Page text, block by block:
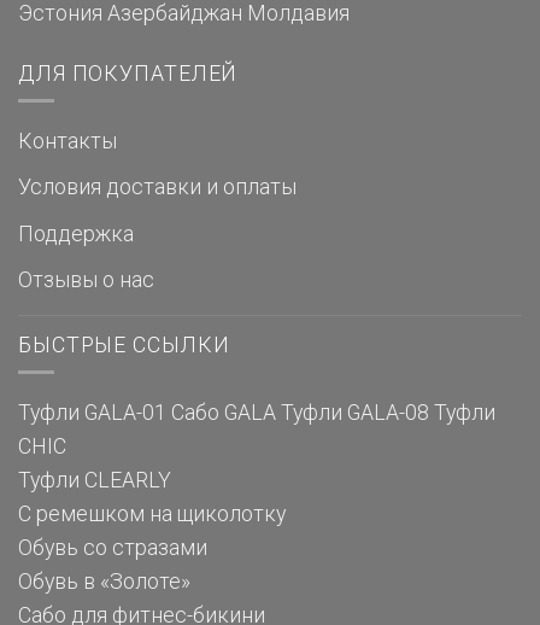
Эстония Азербайджан Молдавия
ДЛЯ ПОКУПАТЕЛЕЙ
Контакты
Условия доставки и оплаты
Поддержка
Отзывы о нас
БЫСТРЫЕ ССЫЛКИ
Туфли GALA-01 Сабо GALA Туфли GALA-08 Туфли
CHIC
Туфли CLEARLY
С ремешком на щиколотку
Обувь со стразами
Обувь в «Золоте»
Сабо для фитнес-бикини